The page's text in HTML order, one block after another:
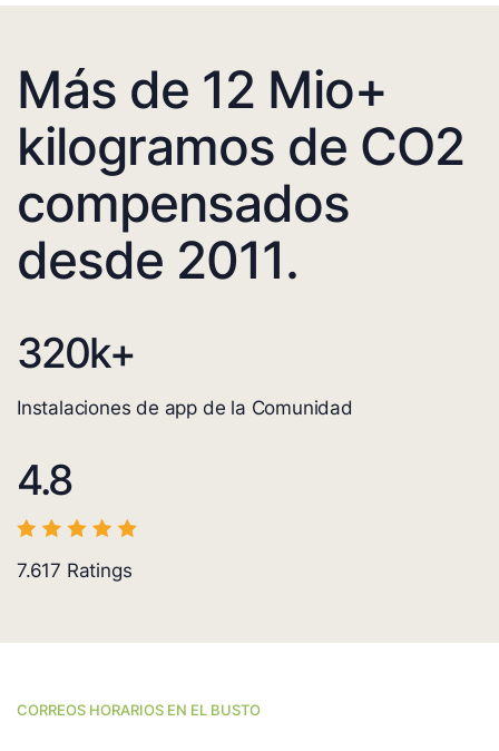
Más de 12 Mio+
kilogramos de CO2
compensados
desde 2011.
320k+
Instalaciones de app de la Comunidad
4.8
7.617 Ratings
CORREOS HORARIOS EN EL BUSTO